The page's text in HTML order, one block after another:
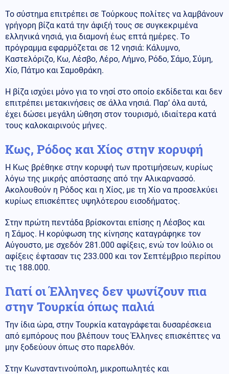
Το σύστημα επιτρέπει σε Τούρκους πολίτες να λαμβάνουν
γρήγορη βίζα κατά την άφιξή τους σε συγκεκριμένα
ελληνικά νησιά, για διαμονή έως επτά ημέρες. Το
πρόγραμμα εφαρμόζεται σε 12 νησιά: Κάλυμνο,
Καστελόριζο, Κω, Λέσβο, Λέρο, Λήμνο, Ρόδο, Σάμο, Σύμη,
Χίο, Πάτμο και Σαμοθράκη.
Η βίζα ισχύει μόνο για το νησί στο οποίο εκδίδεται και δεν
επιτρέπει μετακινήσεις σε άλλα νησιά. Παρ’ όλα αυτά,
έχει δώσει μεγάλη ώθηση στον τουρισμό, ιδιαίτερα κατά
τους καλοκαιρινούς μήνες.
Κως, Ρόδος και Χίος στην κορυφή
Η Κως βρέθηκε στην κορυφή των προτιμήσεων, κυρίως
λόγω της μικρής απόστασης από την Αλικαρνασσό.
Ακολουθούν η Ρόδος και η Χίος, με τη Χίο να προσελκύει
κυρίως επισκέπτες υψηλότερου εισοδήματος.
Στην πρώτη πεντάδα βρίσκονται επίσης η Λέσβος και
η Σάμος. Η κορύφωση της κίνησης καταγράφηκε τον
Αύγουστο, με σχεδόν 281.000 αφίξεις, ενώ τον Ιούλιο οι
αφίξεις έφτασαν τις 233.000 και τον Σεπτέμβριο περίπου
τις 188.000.
Γιατί οι Έλληνες δεν ψωνίζουν πια
στην Τουρκία όπως παλιά
Την ίδια ώρα, στην Τουρκία καταγράφεται δυσαρέσκεια
από εμπόρους που βλέπουν τους Έλληνες επισκέπτες να
μην ξοδεύουν όπως στο παρελθόν.
Στην Κωνσταντινούπολη, μικροπωλητές και